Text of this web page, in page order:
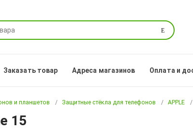
Поиск
Заказать товар Адреса магазинов Оплата и
и планшетов Защитные стёкла для телефонов APPLE
15